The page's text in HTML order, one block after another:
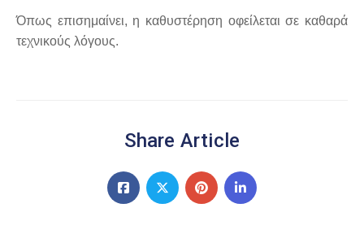
Όπως επισημαίνει, η καθυστέρηση οφείλεται σε καθαρά
τεχνικούς λόγους.
Share Article